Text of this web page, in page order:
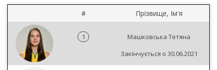
# Прізвище, Ім'я
1
Машковська Тетяна
Закінчується о 30.06.2021